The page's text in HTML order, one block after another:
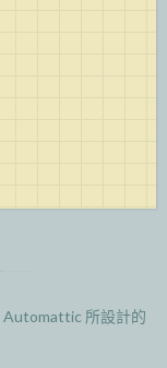
Automattic 所設計的